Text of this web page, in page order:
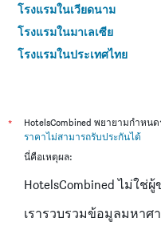
โรงแรมในเวียดนาม
โรงแรมในมาเลเซีย
โรงแรมในประเทศไทย
*
HotelsCombined พยายามกำหน
ราคาไม่สามารถรับประกันได้
นี่คือเหตุผล:
HotelsCombined ไม่ใช่ผู้
เรารวบรวมข้อมูลมหาศ